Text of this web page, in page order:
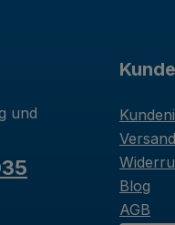
und
Blog
AGB